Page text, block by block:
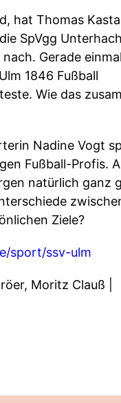
hat Thomas
SpVgg
Gerade
1846 Fußball
Wie das
Nadine Vogt
Fußball-Profis.
natürlich ganz
Ziele?
sport/ssv-ulm
Moritz Clauß |